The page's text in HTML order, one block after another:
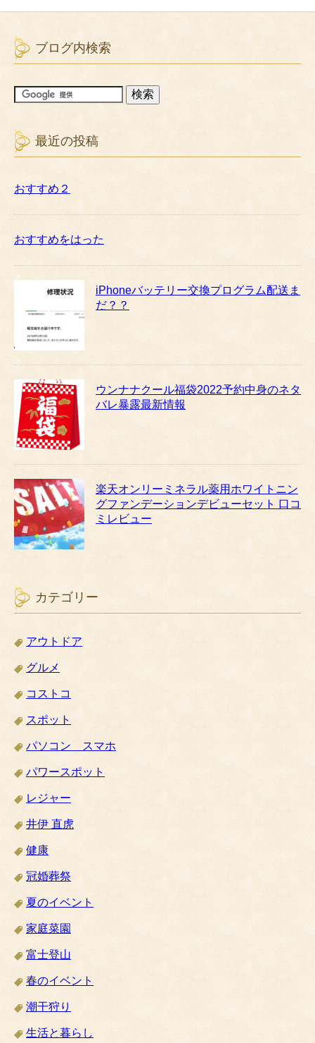
ブログ内検索
最近の投稿
おすすめ２
おすすめをはった
iPhoneバッテリー交換プログラム配送ま
だ？？
ウンナナクール福袋2022予約中身のネタ
バレ暴露最新情報
楽天オンリーミネラル薬用ホワイトニン
グファンデーションデビューセット 口コ
ミレビュー
カテゴリー
アウトドア
グルメ
コストコ
スポット
パソコン スマホ
パワースポット
レジャー
井伊 直虎
健康
冠婚葬祭
夏のイベント
家庭菜園
富士登山
春のイベント
潮干狩り
生活と暮らし